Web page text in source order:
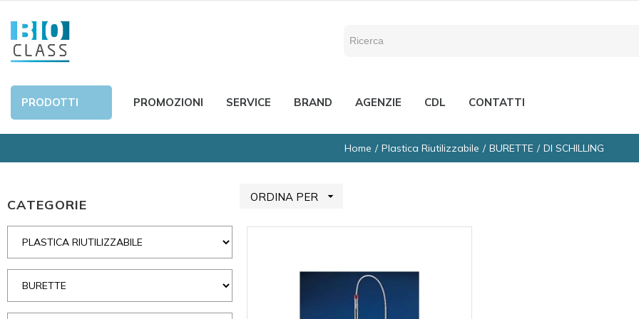
PRODOTTI PROMOZIONI SERVICE BRAND AGENZIE CDL CONTATTI
Home Plastica Riutilizzabile BURETTE DI SCHILLING
CATEGORIE ORDINA PER 